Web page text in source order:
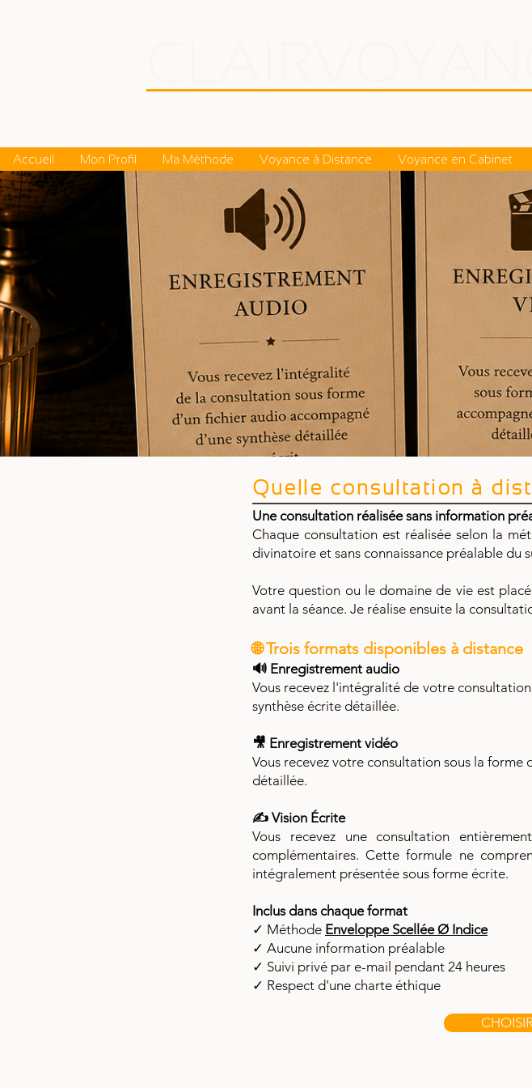
Accueil Mon Profil Ma Méthode Voyance à Distance Voyance en Cabinet
Quelle consultation à
Une consultation réalisée sans information
Chaque consultation est réalisée selon la
divinatoire et sans connaissance préalable du
Votre question ou le domaine de vie est
avant la séance. Je réalise ensuite la
🌐 Trois formats disponibles à distance
🔊 Enregistrement audio
Vous recevez l'intégralité de votre
synthèse écrite détaillée.
🎥 Enregistrement vidéo
Vous recevez votre consultation sous la
détaillée.
✍️ Vision Écrite
Vous recevez une consultation
complémentaires. Cette formule ne
intégralement présentée sous forme écrite.
Inclus dans chaque format
✓ Méthode Enveloppe Scellée Ø Indice
✓ Aucune information préalable
✓ Suivi privé par e-mail pendant 24 heures
✓ Respect d'une charte éthique